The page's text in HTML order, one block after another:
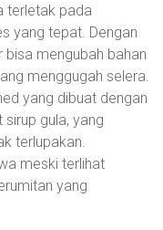
terletak pada
yang tepat. Dengan
mengubah bahan
menggugah selera.
yang dibuat dengan
gula, yang
terlupakan.
meski terlihat
yang